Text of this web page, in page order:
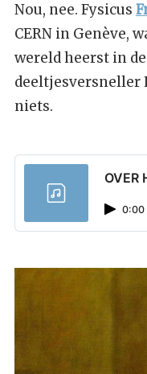
Nou, nee. Fysicus
CERN in Genève,
wereld heerst in
deeltjesversneller
niets.
OVER
0:00